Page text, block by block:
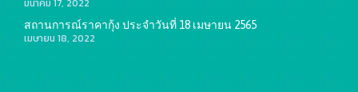
มีนาคม 17, 2022
สถานการณ์ราคากุ้ง ประจำวันที่ 18 เมษายน 2565
เมษายน 18, 2022